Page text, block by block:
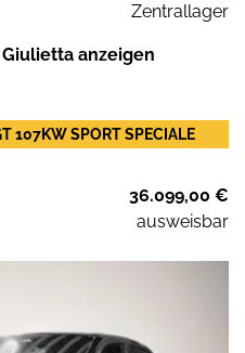
Zentrallager
anzeigen
107KW SPORT SPECIALE
36.099,00 €
ausweisbar